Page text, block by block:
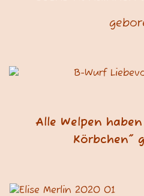
Alle Welpen
Körbchen"